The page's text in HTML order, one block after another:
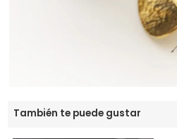
También te puede gustar